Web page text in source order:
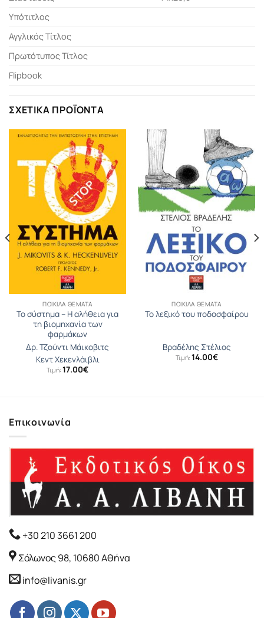
Υπότιτλος
Αγγλικός Τίτλος
Πρωτότυπος Τίτλος
Flipbook
ΣΧΕΤΙΚΆ ΠΡΟΪΌΝΤΑ
ΠΟΙΚΊΛΑ ΘΈΜΑΤΑ
Το σύστημα – Η αλήθεια για
τη βιομηχανία των
φαρμάκων
Δρ. Τζούντι Μάικοβιτς
Κεντ Χεκενλάιβλι
Τιμή: 17.00€
ΠΟΙΚΊΛΑ ΘΈΜΑΤΑ
Το λεξικό του ποδοσφαίρου
Βραδέλης Στέλιος
Τιμή: 14.00€
Επικοινωνία
+30 210 3661 200
Σόλωνος 98, 10680 Αθήνα
info@livanis.gr